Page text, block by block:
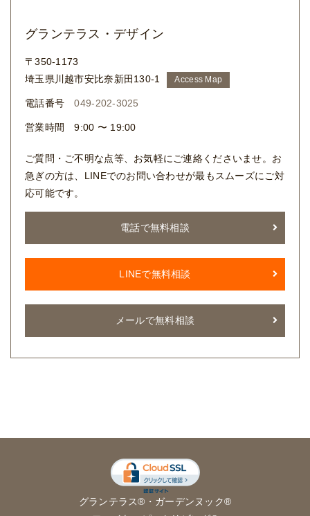
グランテラス・デザイン
〒350-1173
埼玉県川越市安比奈新田130-1
Access Map
電話番号049-202-3025
営業時間 9:00 〜 19:00
ご質問・ご不明な点等、お気軽にご連絡くださいませ。お
急ぎの方は、LINEでのお問い合わせが最もスムーズにご対
応可能です。
電話で無料相談
LINEで無料相談
メールで無料相談
グランテラス® ・ ガーデンヌック®